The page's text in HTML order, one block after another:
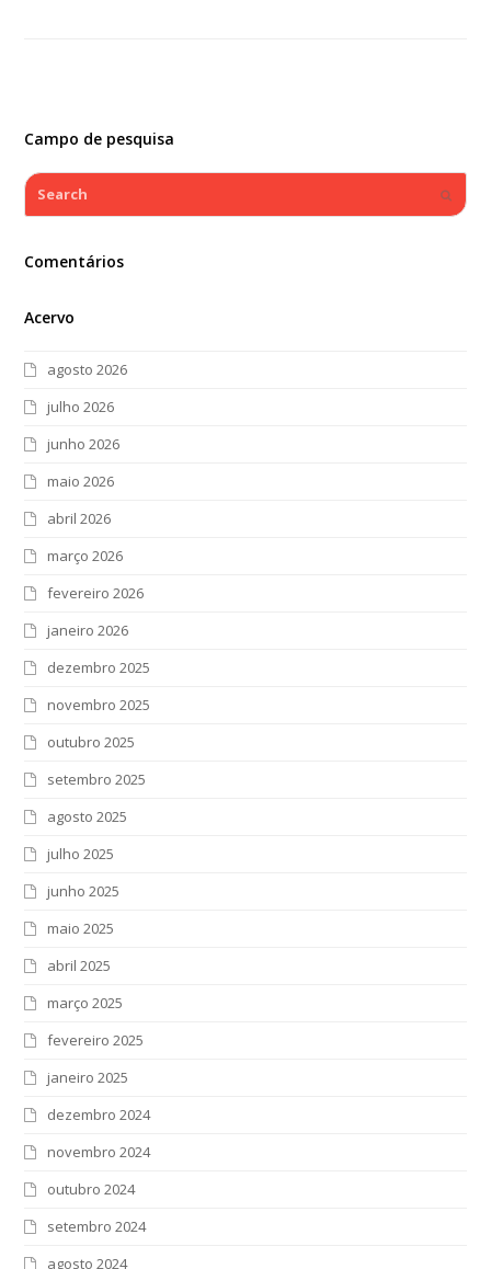
Campo de pesquisa
Search
Comentários
Acervo
agosto 2026
julho 2026
junho 2026
maio 2026
abril 2026
março 2026
fevereiro 2026
janeiro 2026
dezembro 2025
novembro 2025
outubro 2025
setembro 2025
agosto 2025
julho 2025
junho 2025
maio 2025
abril 2025
março 2025
fevereiro 2025
janeiro 2025
dezembro 2024
novembro 2024
outubro 2024
setembro 2024
agosto 2024